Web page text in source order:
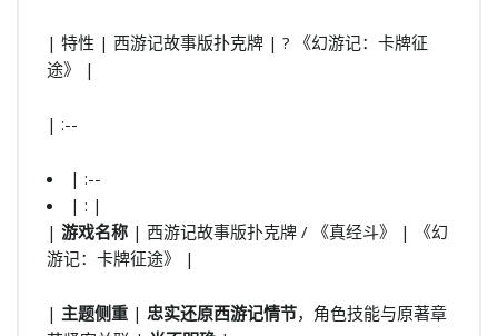
| 特性 | 西游记故事版扑克牌 | ? 《幻游记：卡牌征
途》 |
| :--
| :--
| : |
| 游戏名称 | 西游记故事版扑克牌 / 《真经斗》 | 《幻
游记：卡牌征途》 |
| 主题侧重 | 忠实还原西游记情节，角色技能与原著章